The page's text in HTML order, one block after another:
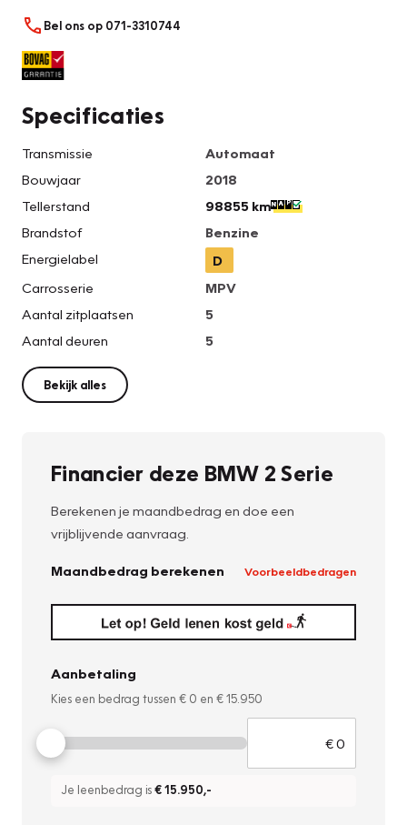
Bel ons op 071-3310744
Specificaties
Transmissie
Automaat
Bouwjaar
2018
Tellerstand
98855 km
Brandstof
Benzine
Energielabel
D
Carrosserie
MPV
Aantal zitplaatsen
5
Aantal deuren
5
Bekijk alles
Financier deze BMW 2 Serie
Berekenen je maandbedrag en doe een
vrijblijvende aanvraag.
Maandbedrag berekenen Voorbeeldbedragen
Aanbetaling
Kies een bedrag tussen € 0 en € 15.950
Je leenbedrag is€ 15.950,-